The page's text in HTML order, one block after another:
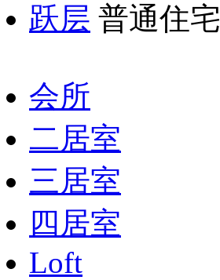
跃层 普通住宅
会所
二居室
三居室
四居室
Loft